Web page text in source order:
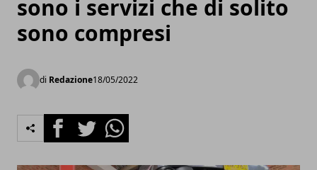
sono i servizi che di solito
sono compresi
di Redazione18/05/2022
FacebookTwitterWhatsapp